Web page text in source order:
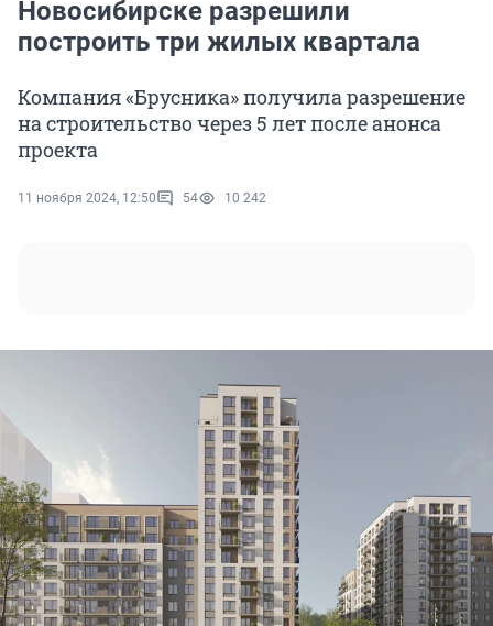
Новосибирске разрешили
построить три жилых квартала
Компания «Брусника» получила разрешение
на строительство через 5 лет после анонса
проекта
11 ноября 2024, 12:50 54 10 242